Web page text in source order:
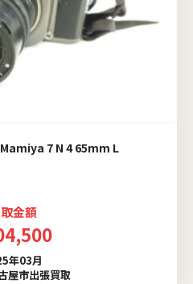
7 N 4 65mm L
金額
年03月
屋市出張買取